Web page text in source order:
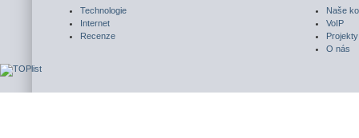
Technologie
Internet
Recenze
Naše
VoIP
Projekty
O nás